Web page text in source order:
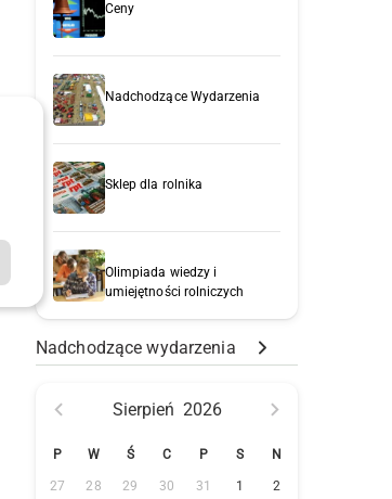
Ceny
Nadchodzące Wydarzenia
Sklep dla rolnika
Olimpiada wiedzy i
umiejętności rolniczych
Nadchodzące wydarzenia
Sierpień 2026
P W Ś C P S N
27 28 29 30 31 1
2